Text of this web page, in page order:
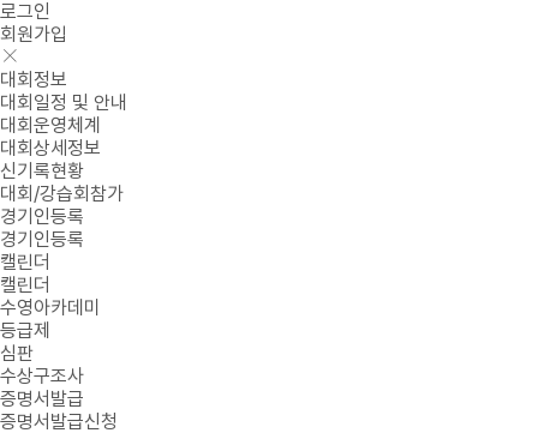
로그인
회원가입
대회정보
대회일정 및 안내
대회운영체계
대회상세정보
신기록현황
대회/강습회참가
경기인등록
경기인등록
캘린더
캘린더
수영아카데미
등급제
심판
수상구조사
증명서발급
증명서발급신청